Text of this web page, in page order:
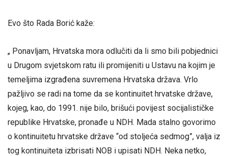
Evo što Rada Borić kaže:
„ Ponavljam, Hrvatska mora odlučiti da li smo bili pobjednici
u Drugom svjetskom ratu ili promijeniti u Ustavu na kojim je
temeljima izgrađena suvremena Hrvatska država. Vrlo
pažljivo se radi na tome da se kontinuitet hrvatske države,
kojeg, kao, do 1991. nije bilo, brišući povijest socijalističke
republike Hrvatske, pronađe u NDH. Mada stalno govorimo
o kontinuitetu hrvatske države “od stoljeća sedmog”, valja iz
tog kontinuiteta izbrisati NOB i upisati NDH. Neka netko,